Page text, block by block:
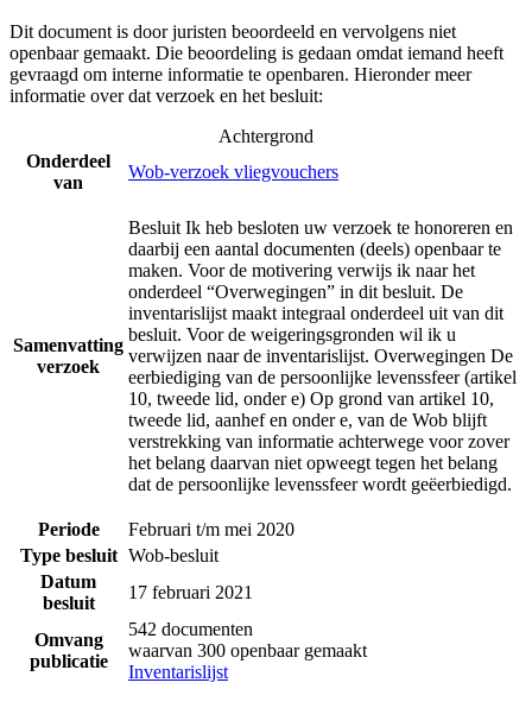
Dit document is door juristen beoordeeld en vervolgens niet
openbaar gemaakt. Die beoordeling is gedaan omdat iemand heeft
gevraagd om interne informatie te openbaren. Hieronder meer
informatie over dat verzoek en het besluit:
Achtergrond
Onderdeel
van
Wob-verzoek vliegvouchers
Samenvatting
verzoek
Besluit Ik heb besloten uw verzoek te honoreren en
daarbij een aantal documenten (deels) openbaar te
maken. Voor de motivering verwijs ik naar het
onderdeel “Overwegingen” in dit besluit. De
inventarislijst maakt integraal onderdeel uit van dit
besluit. Voor de weigeringsgronden wil ik u
verwijzen naar de inventarislijst. Overwegingen De
eerbiediging van de persoonlijke levenssfeer (artikel
10, tweede lid, onder e) Op grond van artikel 10,
tweede lid, aanhef en onder e, van de Wob blijft
verstrekking van informatie achterwege voor zover
het belang daarvan niet opweegt tegen het belang
dat de persoonlijke levenssfeer wordt geëerbiedigd.
Periode
Februari t/m mei 2020
Type besluit Wob-besluit
Datum
besluit
17 februari 2021
Omvang
publicatie
542 documenten
waarvan 300 openbaar gemaakt
Inventarislijst